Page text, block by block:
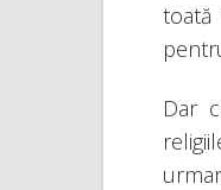
toată
Dar